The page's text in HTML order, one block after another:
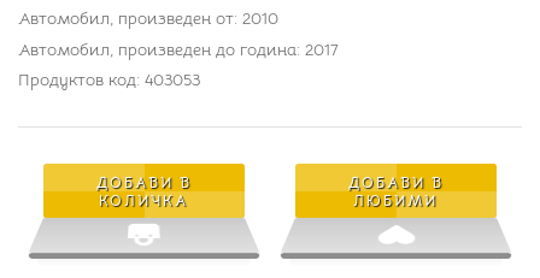
Автомобил, произведен от: 2010
Автомобил, произведен до година: 2017
Продуктов код: 403053
ДОБАВИ В
КОЛИЧКА
ДОБАВИ В
ЛЮБИМИ